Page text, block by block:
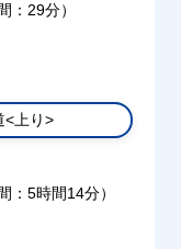
：29分）
<上り>
：5時間14分）